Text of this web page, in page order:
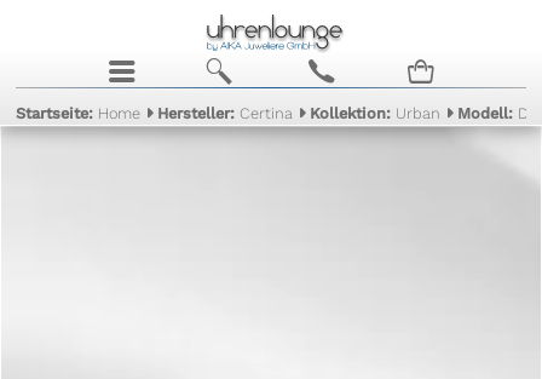
j b c n
Startseite: Home Hersteller:Certina Kollektion: Urban Modell: